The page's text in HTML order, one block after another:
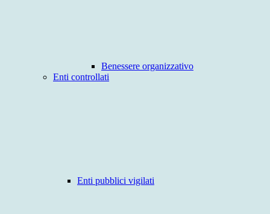
Benessere organizzativo
Enti controllati
Enti pubblici vigilati